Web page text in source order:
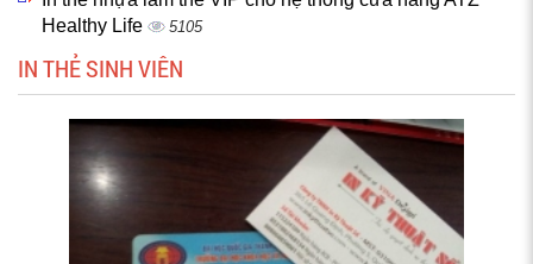
Healthy Life
5105
IN THẺ SINH VIÊN